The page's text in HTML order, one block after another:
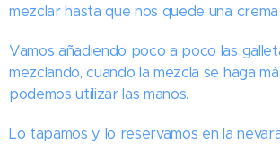
mezclar hasta que nos quede una
Vamos añadiendo poco a poco las
mezclando, cuando la mezcla se haga
podemos utilizar las manos.
Lo tapamos y lo reservamos en la